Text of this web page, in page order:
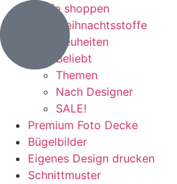
Stoffe shoppen
Weihnachtsstoffe
Neuheiten
Beliebt
Themen
Nach Designer
SALE!
Premium Foto Decke
Bügelbilder
Eigenes Design drucken
Schnittmuster